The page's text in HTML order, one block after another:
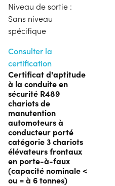
Niveau de sortie :
Sans niveau
spécifique
Consulter la
certification
Certificat d'aptitude
à la conduite en
sécurité R489
chariots de
manutention
automoteurs à
conducteur porté
catégorie 3 chariots
élévateurs frontaux
en porte-à-faux
(capacité nominale <
ou = à 6 tonnes)